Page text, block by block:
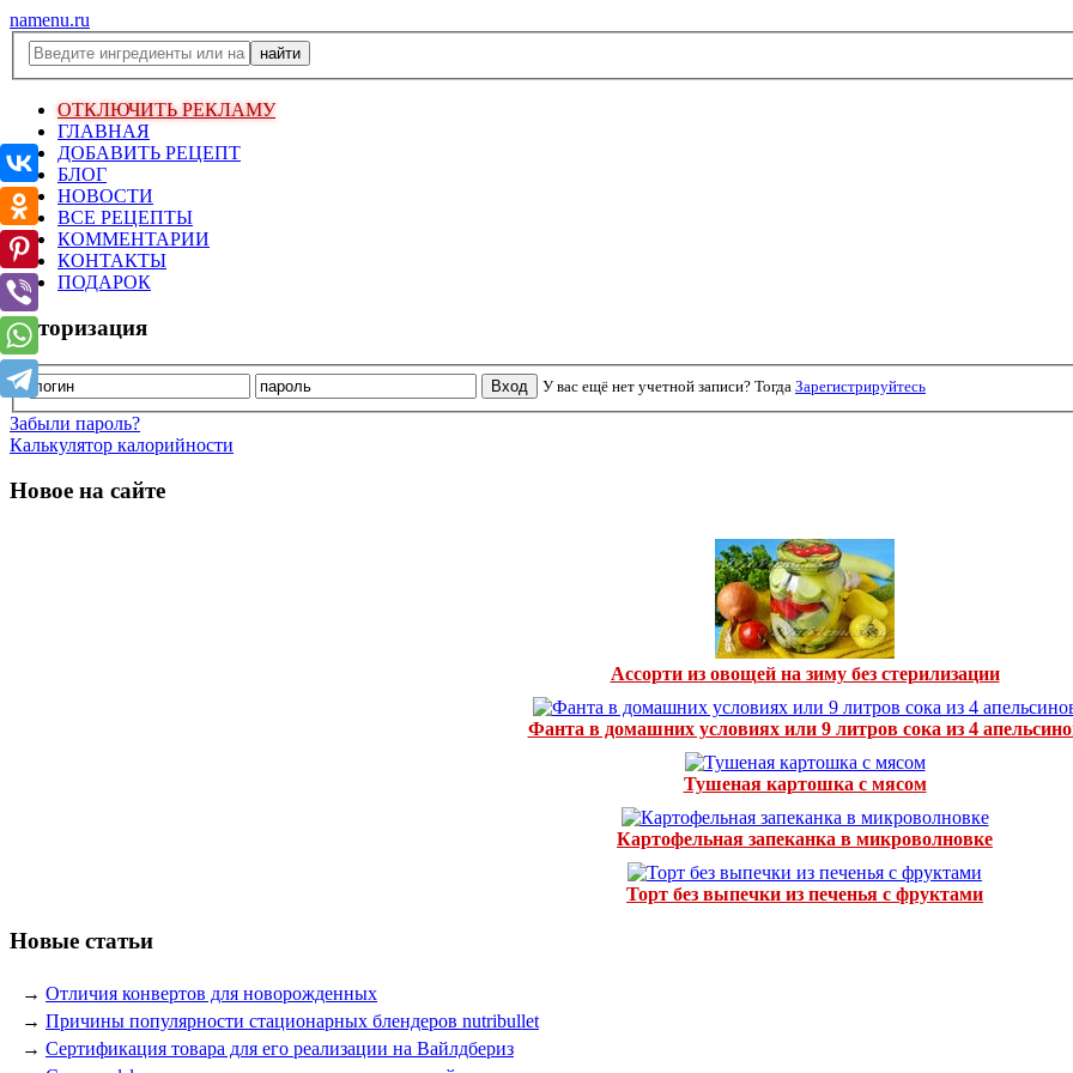
namenu.ru
ОТКЛЮЧИТЬ РЕКЛАМУ
ГЛАВНАЯ
ДОБАВИТЬ РЕЦЕПТ
БЛОГ
НОВОСТИ
ВСЕ РЕЦЕПТЫ
КОММЕНТАРИИ
КОНТАКТЫ
ПОДАРОК
Авторизация
У вас ещё нет учетной записи? Тогда Зарегистрируйтесь
Забыли пароль?
Калькулятор калорийности
Новое на сайте
Ассорти из овощей на зиму без стерилизации
Фанта в домашних условиях или 9 литров сока из 4
Тушеная картошка с мясом
Картофельная запеканка в микроволновке
Торт без выпечки из печенья с фруктами
Новые статьи
→ Отличия конвертов для новорожденных
→ Причины популярности стационарных блендеров nutribullet
→ Сертификация товара для его реализации на Вайлдбериз